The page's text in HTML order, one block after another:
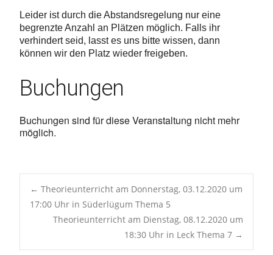
Leider ist durch die Abstandsregelung nur eine
begrenzte Anzahl an Plätzen möglich. Falls ihr
verhindert seid, lasst es uns bitte wissen, dann
können wir den Platz wieder freigeben.
Buchungen
Buchungen sind für diese Veranstaltung nicht mehr
möglich.
Post
navigation
← Theorieunterricht am Donnerstag, 03.12.2020 um
17:00 Uhr in Süderlügum Thema 5
Theorieunterricht am Dienstag, 08.12.2020 um
18:30 Uhr in Leck Thema 7 →